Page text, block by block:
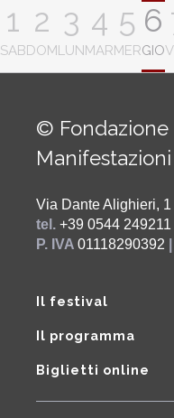
1
SAB
2
DOM
3
LUN
4
MAR
5
MER
6
GIO
© Fondazione
Manifestazioni
Via Dante Alighieri,
tel. +39 0544 249211
P. IVA 01118290392
Il festival
Il programma
Biglietti online